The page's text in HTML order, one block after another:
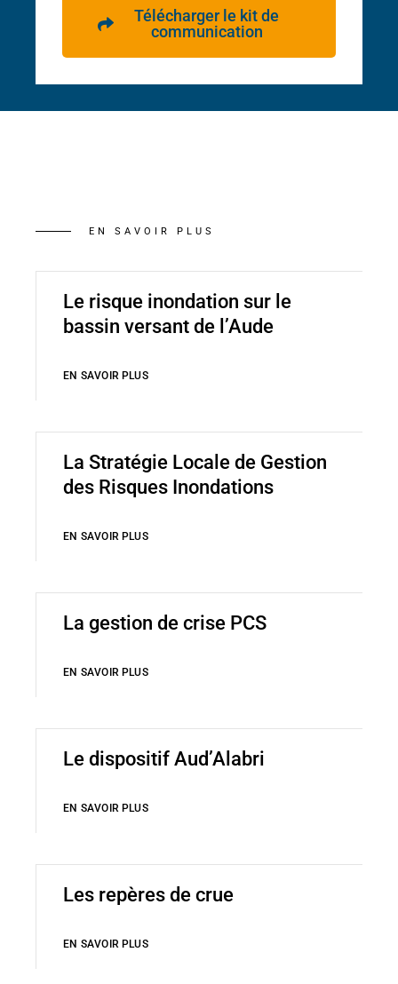
Télécharger le kit de
communication
EN SAVOIR PLUS
Le risque inondation sur le
bassin versant de l’Aude
EN SAVOIR PLUS
La Stratégie Locale de Gestion
des Risques Inondations
EN SAVOIR PLUS
La gestion de crise PCS
EN SAVOIR PLUS
Le dispositif Aud’Alabri
EN SAVOIR PLUS
Les repères de crue
EN SAVOIR PLUS